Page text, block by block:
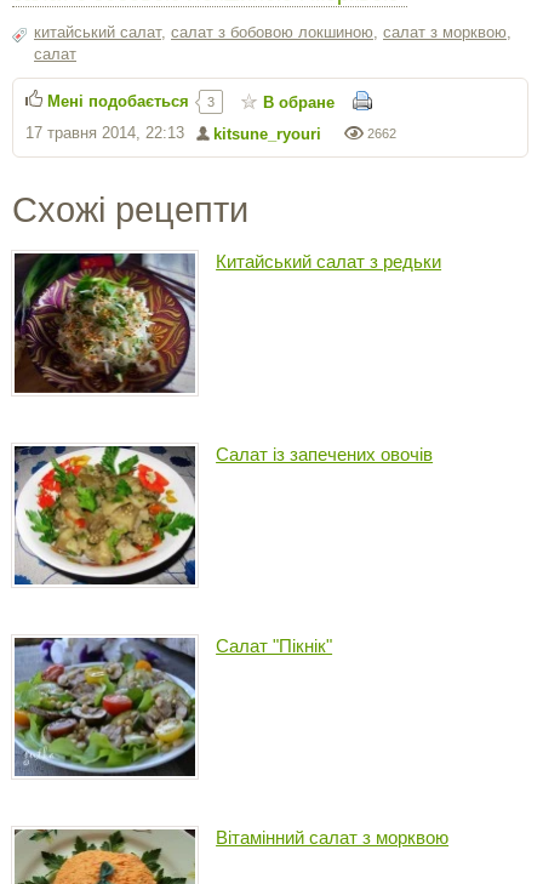
китайський салат, салат з бобовою локшиною, салат з морквою,
салат
2662
kitsune_ryouri
17 травня 2014, 22:13
Мені подобається 3 В обране
Схожі рецепти
Китайський салат з редьки
Салат із запечених овочів
Салат "Пікнік"
Вітамінний салат з морквою